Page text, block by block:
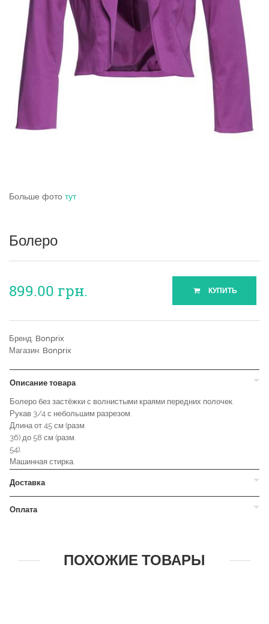
Больше фото тут
Болеро
899.00 грн. КУПИТЬ
Бренд: Bonprix
Магазин: Bonprix
Описание товара
Болеро без застёжки с волнистыми краями передних полочек.
Рукав 3/4 с небольшим разрезом.
Длина от 45 см (разм.
36) до 58 см (разм.
54).
Машинная стирка.
Доставка
Оплата
ПОХОЖИЕ ТОВАРЫ